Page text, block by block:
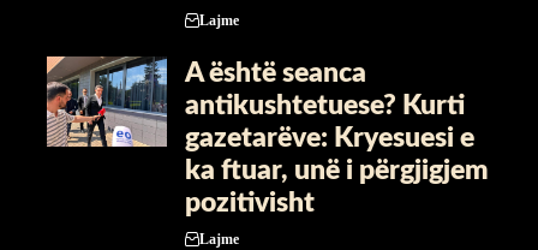
Lajme
A është seanca
antikushtetuese? Kurti
gazetarëve: Kryesuesi e
ka ftuar, unë i përgjigjem
pozitivisht
Lajme